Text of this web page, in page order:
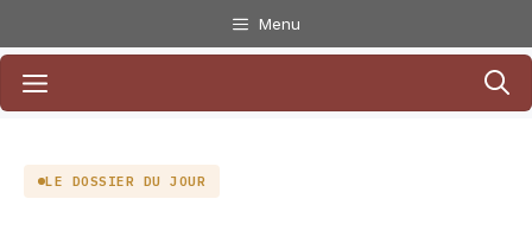
au
contenu
Menu
Menu
LE DOSSIER DU JOUR